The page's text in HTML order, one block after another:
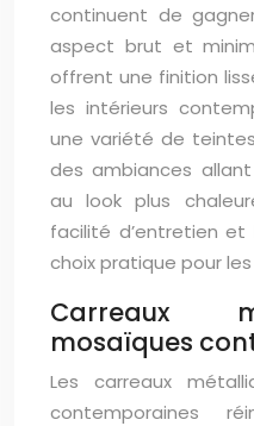
continuent de
aspect brut et
offrent une finition
les intérieurs
une variété de
des ambiances
au look plus
facilité d’entretien
choix pratique pour
Carreaux
mosaïques
Les carreaux
contemporaines